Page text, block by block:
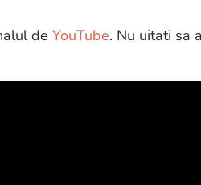
de YouTube. Nu uitati sa